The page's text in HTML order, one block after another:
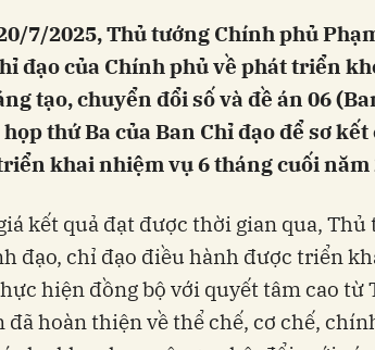
7/2025, Thủ tướng Chính phủ
đạo của Chính phủ về phát triển
tạo, chuyển đổi số và đề án 06
thứ Ba của Ban Chỉ đạo để sơ
khai nhiệm vụ 6 tháng cuối năm
kết quả đạt được thời gian qua, Thủ
đạo, chỉ đạo điều hành được triển
hiện đồng bộ với quyết tâm cao từ
đã hoàn thiện về thể chế, cơ chế,